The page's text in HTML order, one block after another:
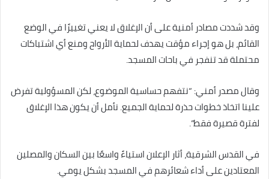
وقد شددت مصادر أمنية على أن الإغلاق لا يعني تغييرًا في الوضع
القائم، بل هو إجراء مؤقت يهدف لحماية الأرواح ومنع أي اشتباكات
محتملة قد تنفجر في باحات المسجد.
وقال مصدر أمني: “نتفهم حساسية الموضوع، لكن المسؤولية تفرض
علينا اتخاذ خطوات حذرة لحماية الجميع. نأمل أن يكون هذا الإغلاق
لفترة قصيرة فقط”.
في القدس الشرقية، أثار الإعلان استياءً واسعًا بين السكان والمصلين
المعتادين على أداء شعائرهم في المسجد بشكل يومي.